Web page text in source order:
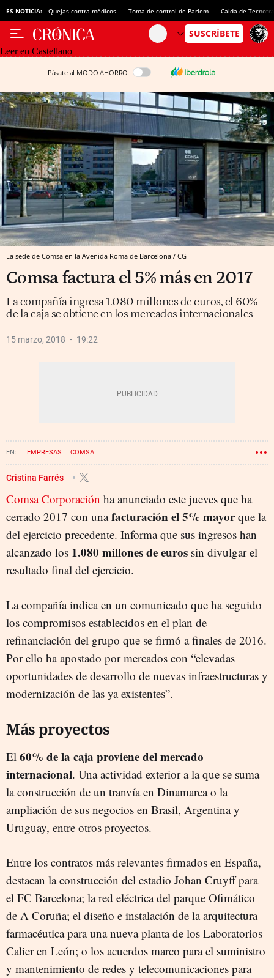
ES NOTICIA: Quejas contra médicos Toma de control de Parlem Caída de
Leer en Castellano
Pásate al MODO AHORRO
La sede de Comsa en la Avenida Roma de Barcelona / CG
Comsa factura el 5% más en 2017
La compañía ingresa 1.080 millones de euros, el 60%
de la caja se obtiene en los mercados internacionales
15 marzo, 2018 19:22
EMPRESAS COMSA
Cristina Farrés
Comsa Corporación ha anunciado este jueves que ha
cerrado 2017 con unafacturación el 5% mayorque la
del ejercicio precedente. Informa que sus ingresos han
alcanzado los 1.080 millones de euros sin divulgar el
resultado final del ejercicio.
La compañía indica en un comunicado que ha seguido
los compromisos establecidos en el plan de
refinanciación del grupo que se firmó a finales de 2016.
Por ello ha apostado por mercados con “elevadas
oportunidades de desarrollo de nuevas infraestructuras y
modernización de las ya existentes”.
Más proyectos
El 60% de la caja proviene del mercado
internacional. Una actividad exterior a la que se suma
la construcción de un tranvía en Dinamarca o la
ampliación de sus negocios en Brasil, Argentina y
Uruguay, entre otros proyectos.
Entre los contratos más relevantes firmados en España,
destacan la construcción del estadio Johan Cruyff para
el FC Barcelona; la red eléctrica del parque Ofimático
de A Coruña; el diseño e instalación de la arquitectura
farmacéutica para una nueva planta de los Laboratorios
Calier en León; o los acuerdos marco para el suministro
y mantenimiento de redes y telecomunicaciones para